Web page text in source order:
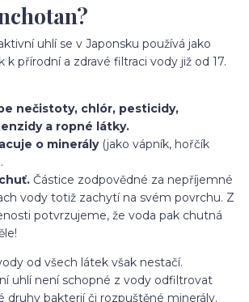
uhlí se v Japonsku používá jako
přírodní a zdravé filtraci vody již od 17.
nečistoty, chlór, pesticidy,
a ropné látky.
o minerály(jako vápník, hořčík
Částice zodpovědné za nepříjemné
vody totiž zachytí na svém povrchu. Z
potvrzujeme, že voda pak chutná
od všech látek však nestačí.
uhlí není schopné z vody odfiltrovat
druhy bakterií či rozpuštěné minerály.